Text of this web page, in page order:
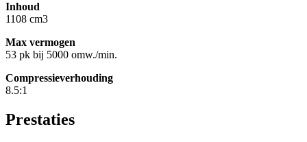
Inhoud
1108 cm3
Max vermogen
53 pk bij 5000 omw./min.
Compressieverhouding
8.5:1
Prestaties